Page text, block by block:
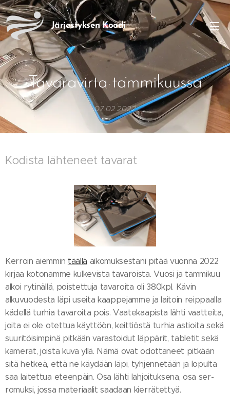
Järjestyksen Koodi
Tavaravirta tammikuussa
07.02.2022
Kodista lähteneet tavarat
Kerroin aiemmin täällä aikomuksestani pitää vuonna 2022
kirjaa kotonamme kulkevista tavaroista. Vuosi ja tammikuu
alkoi rytinällä, poistettuja tavaroita oli 380kpl. Kävin
alkuvuodesta läpi useita kaappejamme ja laitoin reippaalla
kädellä turhia tavaroita pois. Vaatekaapista lähti vaatteita,
joita ei ole otettua käyttöön, keittiöstä turhia astioita sekä
suuritöisimpinä pitkään varastoidut läppärit, tabletit sekä
kamerat, joista kuva yllä. Nämä ovat odottaneet pitkään
sitä hetkeä, että ne käydään läpi, tyhjennetään ja lopulta
saa laitettua eteenpäin. Osa lähti lahjoituksena, osa ser-
romuksi, jossa materiaalit saadaan kierrätettyä.